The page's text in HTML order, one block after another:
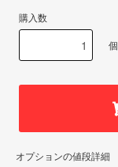
購入数
個
オプションの値段詳細